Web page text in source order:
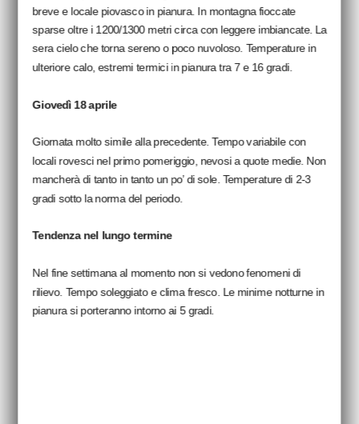
breve e locale piovasco in pianura. In montagna fioccate
sparse oltre i 1200/1300 metri circa con leggere imbiancate. La
sera cielo che torna sereno o poco nuvoloso. Temperature in
ulteriore calo, estremi termici in pianura tra 7 e 16 gradi.
Giovedì 18 aprile
Giornata molto simile alla precedente. Tempo variabile con
locali rovesci nel primo pomeriggio, nevosi a quote medie. Non
mancherà di tanto in tanto un po’ di sole. Temperature di 2-3
gradi sotto la norma del periodo.
Tendenza nel lungo termine
Nel fine settimana al momento non si vedono fenomeni di
rilievo. Tempo soleggiato e clima fresco. Le minime notturne in
pianura si porteranno intorno ai 5 gradi.